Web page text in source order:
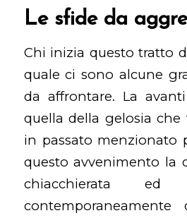
Le sfide da
Chi inizia questo tratto
quale ci sono alcune
da affrontare. La
quella della gelosia
in passato menzionato
questo avvenimento la
chiacchierata